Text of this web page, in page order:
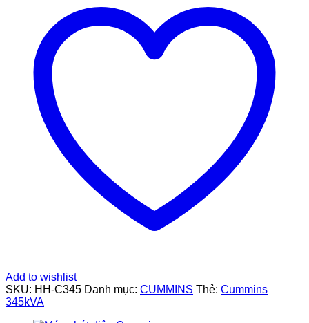
Add to wishlist
SKU: HH-C345 Danh mục: CUMMINS Thẻ: Cummins
345kVA